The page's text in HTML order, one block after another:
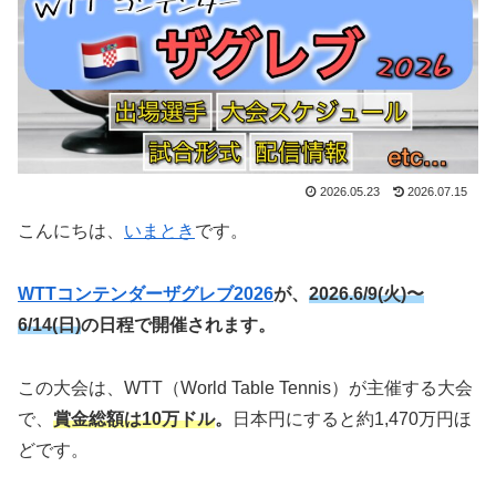
2026.05.23 2026.07.15
こんにちは、 いまとき です。
WTTコンテンダーザグレブ2026が、 2026.6/9(火)〜
6/14(日)の日程で開催されます。
この大会は、WTT（World Table Tennis）が主催する大会
で、 賞金総額は10万ドル。
日本円にすると約1,470万円ほ
どです。